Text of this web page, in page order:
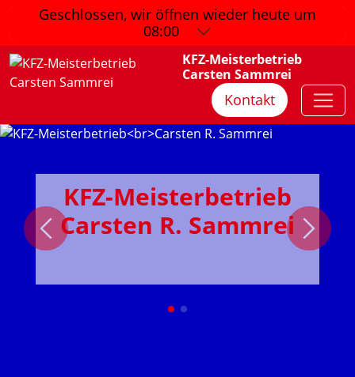
Geschlossen, wir öffnen wieder heute um
08:00
KFZ-Meisterbetrieb
Carsten Sammrei
Kontakt
KFZ-Meisterbetrieb
Carsten R. Sammrei